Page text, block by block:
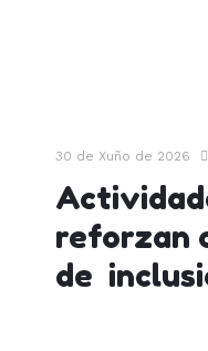
30 de Xuño de 2026
reforzan
de